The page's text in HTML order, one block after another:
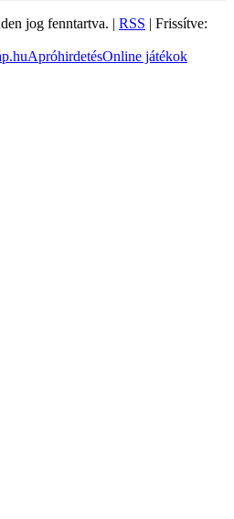
jog fenntartva. | RSS | Frissítve:
ApróhirdetésOnline játékok